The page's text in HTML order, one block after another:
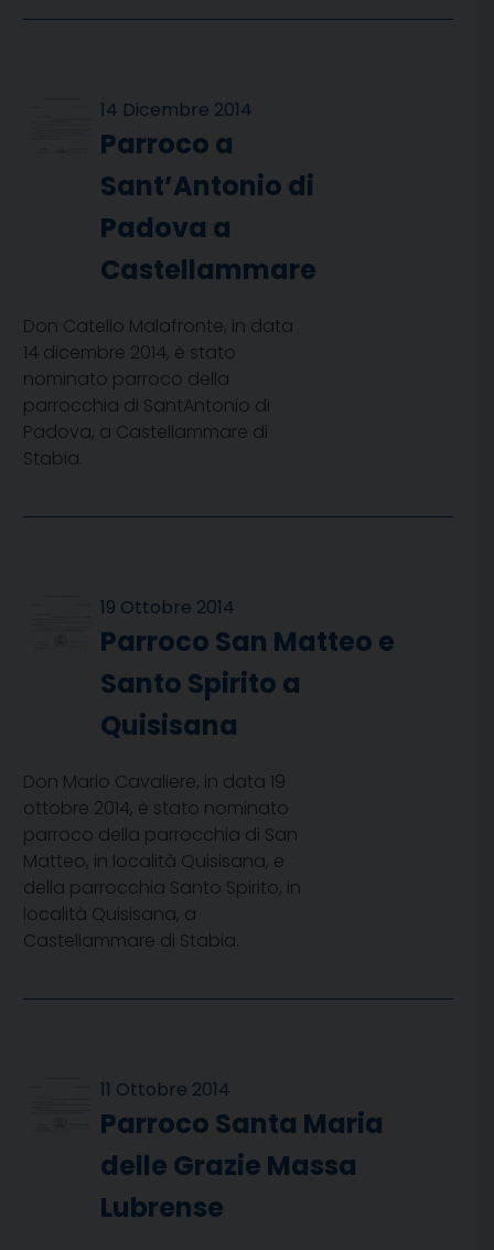
14 Dicembre 2014
Parroco a
Sant’Antonio di
Padova a
Castellammare
Don Catello Malafronte, in data
14 dicembre 2014, è stato
nominato parroco della
parrocchia di SantAntonio di
Padova, a Castellammare di
Stabia.
19 Ottobre 2014
Parroco San Matteo e
Santo Spirito a
Quisisana
Don Mario Cavaliere, in data 19
ottobre 2014, è stato nominato
parroco della parrocchia di San
Matteo, in località Quisisana, e
della parrocchia Santo Spirito, in
località Quisisana, a
Castellammare di Stabia.
11 Ottobre 2014
Parroco Santa Maria
delle Grazie Massa
Lubrense